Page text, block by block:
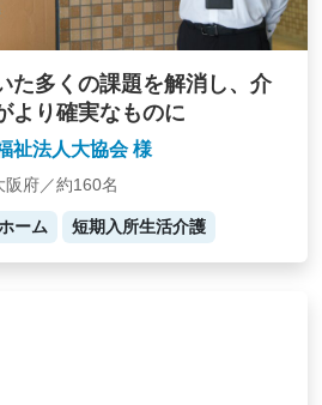
た多くの課題を解消し、介
より確実なものに
祉法人大協会 様
阪府／約160名
ーム 短期入所生活介護